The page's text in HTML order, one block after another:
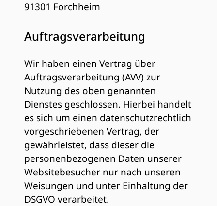
91301 Forchheim
Auftragsverarbeitung
Wir haben einen Vertrag über
Auftragsverarbeitung (AVV) zur
Nutzung des oben genannten
Dienstes geschlossen. Hierbei handelt
es sich um einen datenschutzrechtlich
vorgeschriebenen Vertrag, der
gewährleistet, dass dieser die
personenbezogenen Daten unserer
Websitebesucher nur nach unseren
Weisungen und unter Einhaltung der
DSGVO verarbeitet.